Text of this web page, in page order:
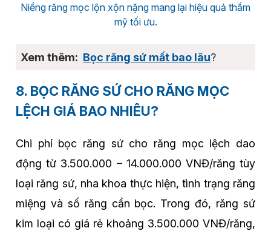
Niềng răng mọc lộn xộn nặng mang lại hiệu quả thẩm
mỹ tối ưu.
Bọc răng sứ mất bao lâu?
8. BỌC RĂNG SỨ CHO RĂNG MỌC
LỆCH GIÁ BAO NHIÊU?
Chi phí bọc răng sứ cho răng mọc lệch dao
động từ 3.500.000 – 14.000.000 VNĐ/răng tùy
loại răng sứ, nha khoa thực hiện, tình trạng răng
miệng và số răng cần bọc. Trong đó, răng sứ
kim loại có giá rẻ khoảng 3.500.000 VNĐ/răng,